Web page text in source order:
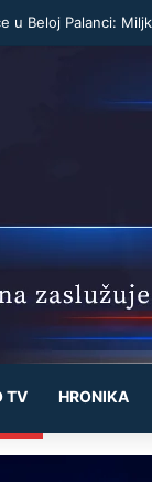
TV HRONIKA